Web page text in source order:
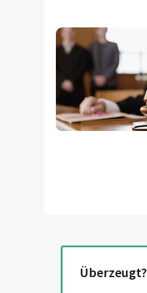
Überzeugt?